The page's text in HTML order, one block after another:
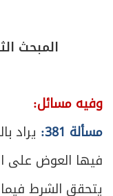
المبحث
وفيه مسائل:
مسألة 381:
يراد
فيها العوض على
يتحقق الشرط
المبحث
المبحث
ص
335 الباب
ص
339 المبحث
ص